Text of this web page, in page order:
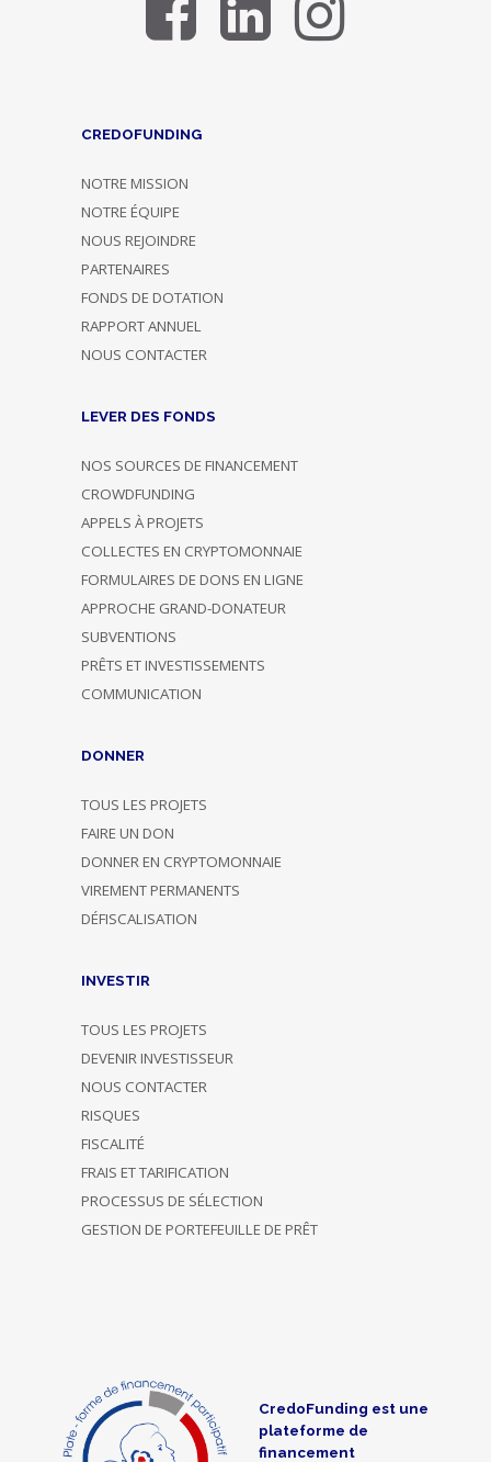
CREDOFUNDING
NOTRE MISSION
NOTRE ÉQUIPE
NOUS REJOINDRE
PARTENAIRES
FONDS DE DOTATION
RAPPORT ANNUEL
NOUS CONTACTER
LEVER DES FONDS
NOS SOURCES DE FINANCEMENT
CROWDFUNDING
APPELS À PROJETS
COLLECTES EN CRYPTOMONNAIE
FORMULAIRES DE DONS EN LIGNE
APPROCHE GRAND-DONATEUR
SUBVENTIONS
PRÊTS ET INVESTISSEMENTS
COMMUNICATION
DONNER
TOUS LES PROJETS
FAIRE UN DON
DONNER EN CRYPTOMONNAIE
VIREMENT PERMANENTS
DÉFISCALISATION
INVESTIR
TOUS LES PROJETS
DEVENIR INVESTISSEUR
NOUS CONTACTER
RISQUES
FISCALITÉ
FRAIS ET TARIFICATION
PROCESSUS DE SÉLECTION
GESTION DE PORTEFEUILLE DE PRÊT
CredoFunding est une
plateforme de
financement